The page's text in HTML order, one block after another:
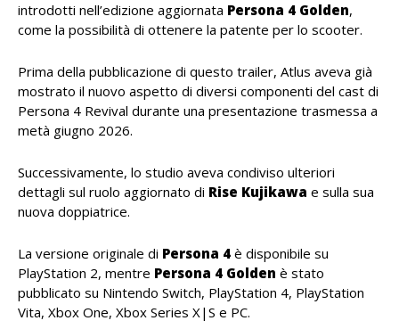
introdotti nell’edizione aggiornata Persona 4 Golden,
come la possibilità di ottenere la patente per lo scooter.
Prima della pubblicazione di questo trailer, Atlus aveva già
mostrato il nuovo aspetto di diversi componenti del cast di
Persona 4 Revival durante una presentazione trasmessa a
metà giugno 2026.
Successivamente, lo studio aveva condiviso ulteriori
dettagli sul ruolo aggiornato di Rise Kujikawa e sulla sua
nuova doppiatrice.
La versione originale di Persona 4 è disponibile su
PlayStation 2, mentre Persona 4 Golden è stato
pubblicato su Nintendo Switch, PlayStation 4, PlayStation
Vita, Xbox One, Xbox Series X|S e PC.